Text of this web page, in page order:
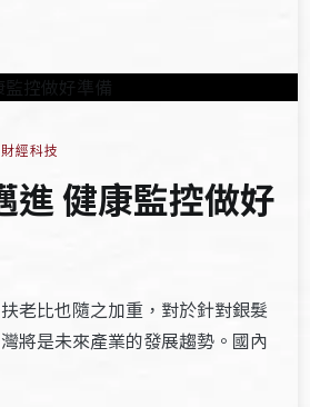
財經科技
進 健康監控做好
老比也隨之加重，對於針對銀髮
將是未來產業的發展趨勢。國內